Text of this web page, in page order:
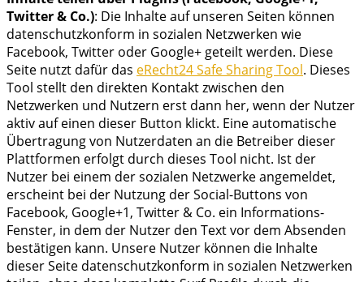
Twitter & Co.): Die Inhalte auf unseren Seiten können
datenschutzkonform in sozialen Netzwerken wie
Facebook, Twitter oder Google+ geteilt werden. Diese
Seite nutzt dafür das eRecht24 Safe Sharing Tool. Dieses
Tool stellt den direkten Kontakt zwischen den
Netzwerken und Nutzern erst dann her, wenn der Nutzer
aktiv auf einen dieser Button klickt. Eine automatische
Übertragung von Nutzerdaten an die Betreiber dieser
Plattformen erfolgt durch dieses Tool nicht. Ist der
Nutzer bei einem der sozialen Netzwerke angemeldet,
erscheint bei der Nutzung der Social-Buttons von
Facebook, Google+1, Twitter & Co. ein Informations-
Fenster, in dem der Nutzer den Text vor dem Absenden
bestätigen kann. Unsere Nutzer können die Inhalte
dieser Seite datenschutzkonform in sozialen Netzwerken